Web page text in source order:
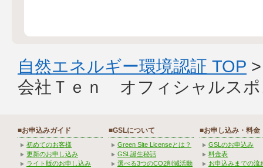
自然エネルギー環境認証 TOP
会社Ｔｅｎ オフィシャルスポ
■お申込みガイド
初めてのお客様
更新のお申し込み
ライト版のお申し込み
■GSLについて
Green Site Licenseとは？
GSL誕生秘話
選べる3つのCO2削減活動
■お申し込み・料金
GSLのお申込み
料金表
お申込みまでの流